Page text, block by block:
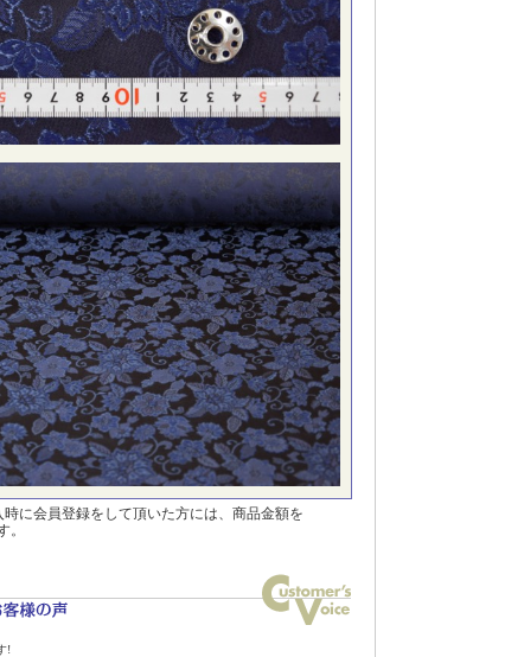
に会員登録をして頂いた方には、商品金額を
。
!